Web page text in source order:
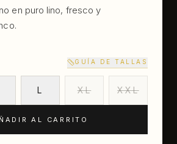
en puro lino, fresco y
GUÍA DE TALLAS
L XL XXL
AL CARRITO